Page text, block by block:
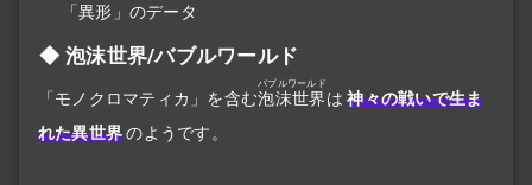
「異形」のデータ
泡沫世界/バブルワールド
「モノクロマティカ」を含む泡沫世界
バブルワールド
は 神々の戦いで生ま
れた異世界 のようです。